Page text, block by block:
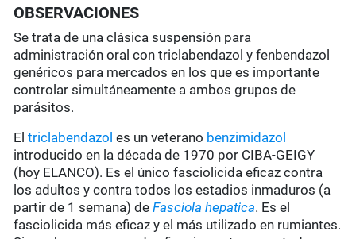
OBSERVACIONES
Se trata de una clásica suspensión para
administración oral con triclabendazol y fenbendazol
genéricos para mercados en los que es importante
controlar simultáneamente a ambos grupos de
parásitos.
Eltriclabendazol es un veterano benzimidazol
introducido en la década de 1970 por CIBA-GEIGY
(hoy ELANCO). Es el único fasciolicida eficaz contra
los adultos y contra todos los estadios inmaduros (a
partir de 1 semana) deFasciola hepatica. Es el
fasciolicida más eficaz y el más utilizado en rumiantes.